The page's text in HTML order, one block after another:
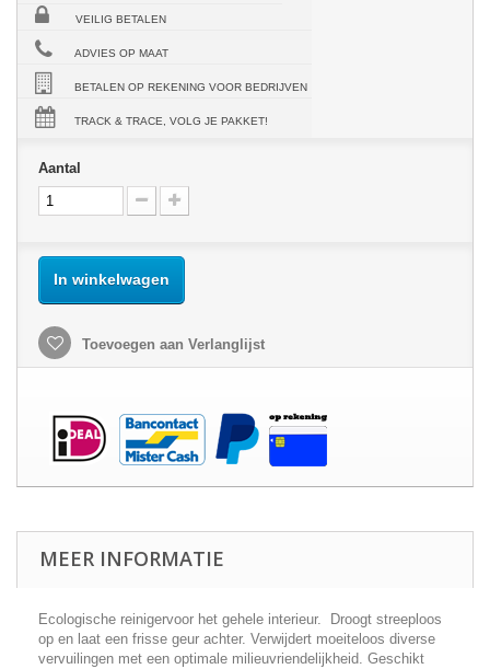
VEILIG BETALEN
ADVIES OP MAAT
BETALEN OP REKENING VOOR BEDRIJVEN
TRACK & TRACE, VOLG JE PAKKET!
Aantal
In winkelwagen
Toevoegen aan Verlanglijst
MEER INFORMATIE
Ecologische reinigervoor het gehele interieur. Droogt streeploos
op en laat een frisse geur achter. Verwijdert moeiteloos diverse
vervuilingen met een optimale milieuvriendelijkheid. Geschikt